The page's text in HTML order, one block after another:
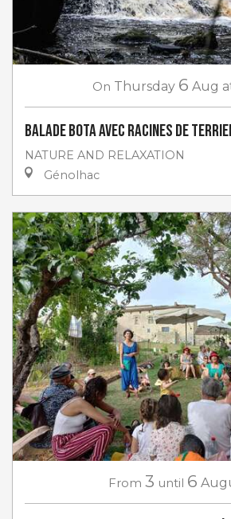
On Thursday 6 Aug
Balade Bota avec Racines de
NATURE AND RELAXATION
Génolhac
From 3 until 6